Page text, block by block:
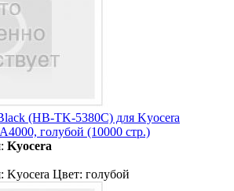
(HB-TK-5380C) для Kyocera
голубой (10000 стр.)
Kyocera
Kyocera Цвет: голубой